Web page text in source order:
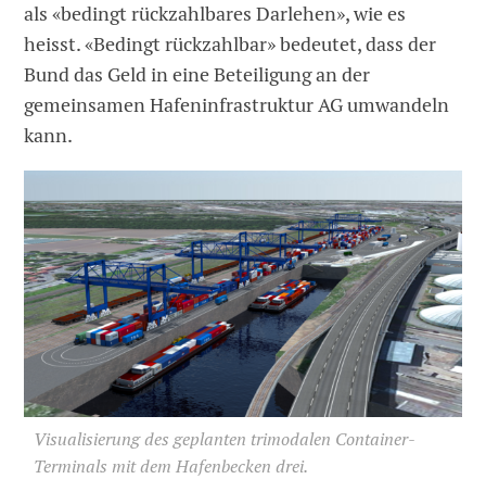
als «bedingt rückzahlbares Darlehen», wie es
heisst. «Bedingt rückzahlbar» bedeutet, dass der
Bund das Geld in eine Beteiligung an der
gemeinsamen Hafeninfrastruktur AG umwandeln
kann.
Visualisierung des geplanten trimodalen Container-
Terminals mit dem Hafenbecken drei.